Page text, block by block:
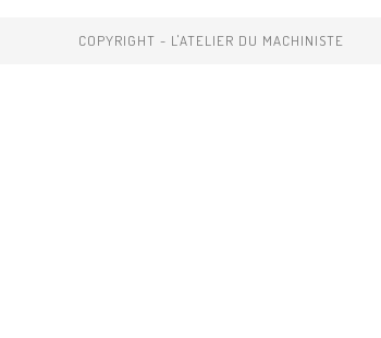
COPYRIGHT - L'ATELIER DU MACHINISTE